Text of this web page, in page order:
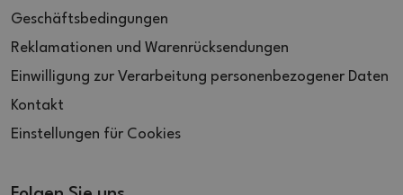
Geschäftsbedingungen
Reklamationen und Warenrücksendungen
Einwilligung zur Verarbeitung personenbezogener Daten
Kontakt
Einstellungen für Cookies